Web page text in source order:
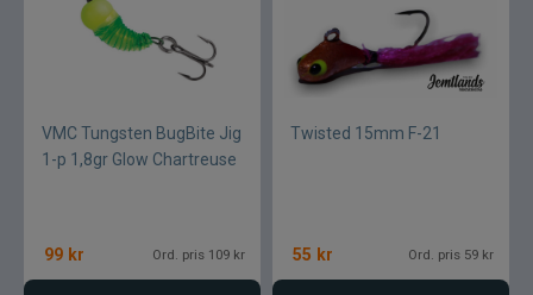
VMC Tungsten BugBite Jig
1-p 1,8gr Glow Chartreuse
99 kr Ord. pris 109 kr
Twisted 15mm F-21
55 kr Ord. pris 59 kr